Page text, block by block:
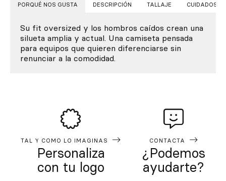
PORQUÉ NOS GUSTA DESCRIPCIÓN TALLAJE CUIDADOS
Su fit oversized y los hombros caídos crean una
silueta amplia y actual. Una camiseta pensada
para equipos que quieren diferenciarse sin
renunciar a la comodidad.
TAL Y COMO LO IMAGINAS
Personaliza
con tu logo
CONTACTA
¿Podemos
ayudarte?